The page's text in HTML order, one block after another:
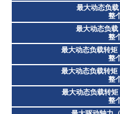
最大动态负
整
最大动态负
整
最大动态负载转
整
最大动态负载转
整
最大动态负载转
整